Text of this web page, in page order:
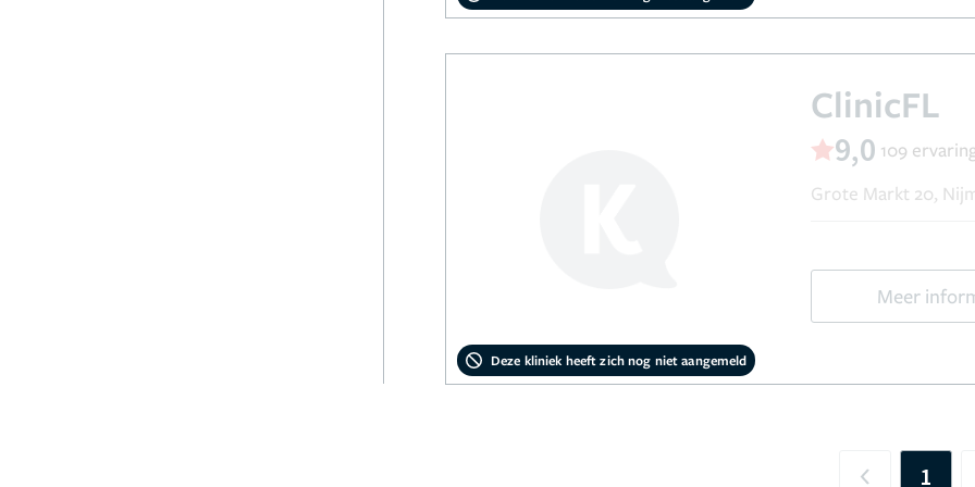
Deze kliniek heeft zich nog niet aangemeld
ClinicFL
9,0 109
Grote Markt 20,
Meer
1